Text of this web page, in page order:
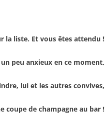
la liste. Et vous êtes attendu !
peu anxieux en ce moment,
lui et les autres convives,
coupe de champagne au bar !